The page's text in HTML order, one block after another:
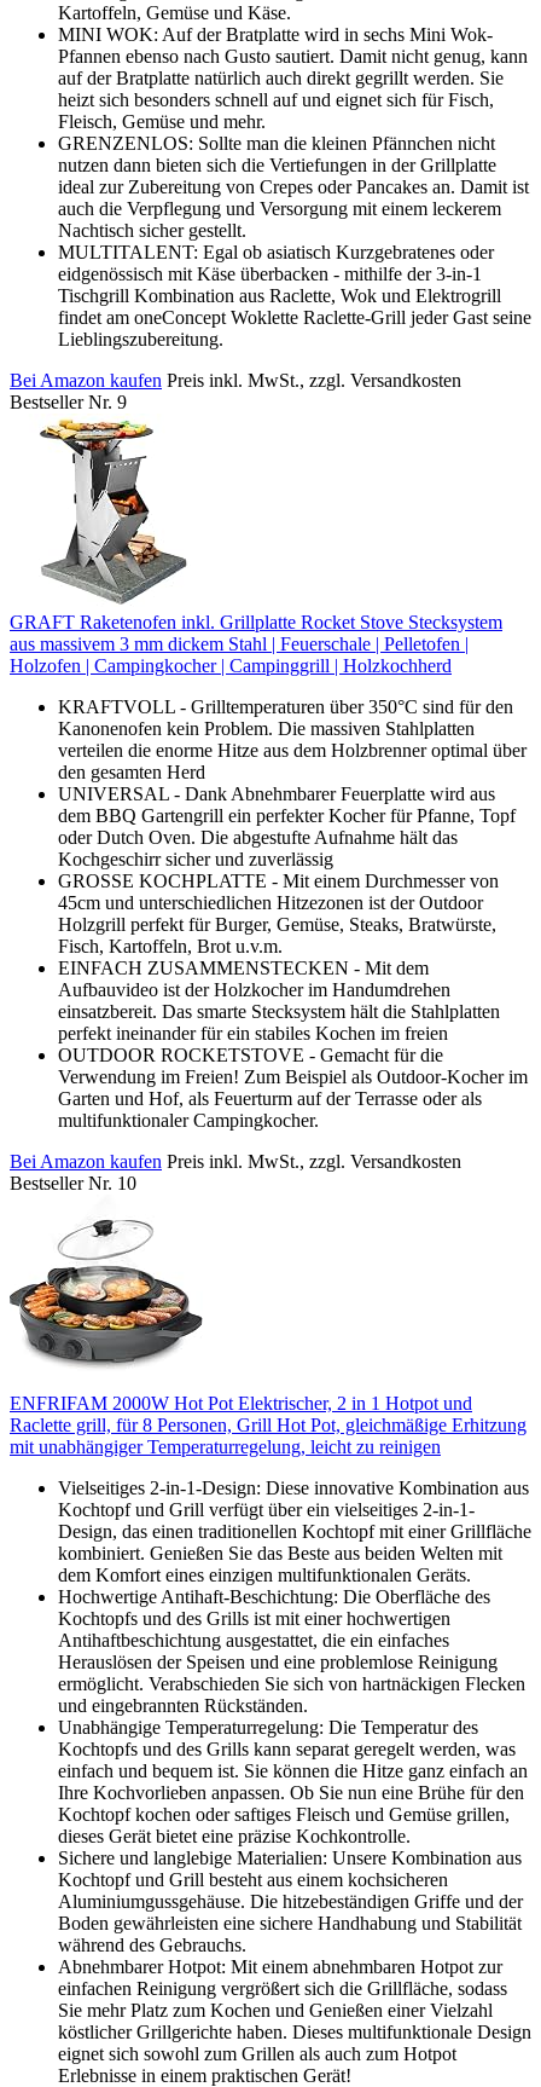
Kartoffeln, Gemüse und Käse.
MINI WOK: Auf der Bratplatte wird in sechs Mini Wok-
Pfannen ebenso nach Gusto sautiert. Damit nicht genug, kann
auf der Bratplatte natürlich auch direkt gegrillt werden. Sie
heizt sich besonders schnell auf und eignet sich für Fisch,
Fleisch, Gemüse und mehr.
GRENZENLOS: Sollte man die kleinen Pfännchen nicht
nutzen dann bieten sich die Vertiefungen in der Grillplatte
ideal zur Zubereitung von Crepes oder Pancakes an. Damit ist
auch die Verpflegung und Versorgung mit einem leckerem
Nachtisch sicher gestellt.
MULTITALENT: Egal ob asiatisch Kurzgebratenes oder
eidgenössisch mit Käse überbacken - mithilfe der 3-in-1
Tischgrill Kombination aus Raclette, Wok und Elektrogrill
findet am oneConcept Woklette Raclette-Grill jeder Gast seine
Lieblingszubereitung.
Bei Amazon kaufen Preis inkl. MwSt., zzgl. Versandkosten
Bestseller Nr. 9
GRAFT Raketenofen inkl. Grillplatte Rocket Stove Stecksystem
aus massivem 3 mm dickem Stahl | Feuerschale | Pelletofen |
Holzofen | Campingkocher | Campinggrill | Holzkochherd
KRAFTVOLL - Grilltemperaturen über 350°C sind für den
Kanonenofen kein Problem. Die massiven Stahlplatten
verteilen die enorme Hitze aus dem Holzbrenner optimal über
den gesamten Herd
UNIVERSAL - Dank Abnehmbarer Feuerplatte wird aus
dem BBQ Gartengrill ein perfekter Kocher für Pfanne, Topf
oder Dutch Oven. Die abgestufte Aufnahme hält das
Kochgeschirr sicher und zuverlässig
GROSSE KOCHPLATTE - Mit einem Durchmesser von
45cm und unterschiedlichen Hitzezonen ist der Outdoor
Holzgrill perfekt für Burger, Gemüse, Steaks, Bratwürste,
Fisch, Kartoffeln, Brot u.v.m.
EINFACH ZUSAMMENSTECKEN - Mit dem
Aufbauvideo ist der Holzkocher im Handumdrehen
einsatzbereit. Das smarte Stecksystem hält die Stahlplatten
perfekt ineinander für ein stabiles Kochen im freien
OUTDOOR ROCKETSTOVE - Gemacht für die
Verwendung im Freien! Zum Beispiel als Outdoor-Kocher im
Garten und Hof, als Feuerturm auf der Terrasse oder als
multifunktionaler Campingkocher.
Bei Amazon kaufen Preis inkl. MwSt., zzgl. Versandkosten
Bestseller Nr. 10
ENFRIFAM 2000W Hot Pot Elektrischer, 2 in 1 Hotpot und
Raclette grill, für 8 Personen, Grill Hot Pot, gleichmäßige Erhitzung
mit unabhängiger Temperaturregelung, leicht zu reinigen
Vielseitiges 2-in-1-Design: Diese innovative Kombination aus
Kochtopf und Grill verfügt über ein vielseitiges 2-in-1-
Design, das einen traditionellen Kochtopf mit einer Grillfläche
kombiniert. Genießen Sie das Beste aus beiden Welten mit
dem Komfort eines einzigen multifunktionalen Geräts.
Hochwertige Antihaft-Beschichtung: Die Oberfläche des
Kochtopfs und des Grills ist mit einer hochwertigen
Antihaftbeschichtung ausgestattet, die ein einfaches
Herauslösen der Speisen und eine problemlose Reinigung
ermöglicht. Verabschieden Sie sich von hartnäckigen Flecken
und eingebrannten Rückständen.
Unabhängige Temperaturregelung: Die Temperatur des
Kochtopfs und des Grills kann separat geregelt werden, was
einfach und bequem ist. Sie können die Hitze ganz einfach an
Ihre Kochvorlieben anpassen. Ob Sie nun eine Brühe für den
Kochtopf kochen oder saftiges Fleisch und Gemüse grillen,
dieses Gerät bietet eine präzise Kochkontrolle.
Sichere und langlebige Materialien: Unsere Kombination aus
Kochtopf und Grill besteht aus einem kochsicheren
Aluminiumgussgehäuse. Die hitzebeständigen Griffe und der
Boden gewährleisten eine sichere Handhabung und Stabilität
während des Gebrauchs.
Abnehmbarer Hotpot: Mit einem abnehmbaren Hotpot zur
einfachen Reinigung vergrößert sich die Grillfläche, sodass
Sie mehr Platz zum Kochen und Genießen einer Vielzahl
köstlicher Grillgerichte haben. Dieses multifunktionale Design
eignet sich sowohl zum Grillen als auch zum Hotpot
Erlebnisse in einem praktischen Gerät!